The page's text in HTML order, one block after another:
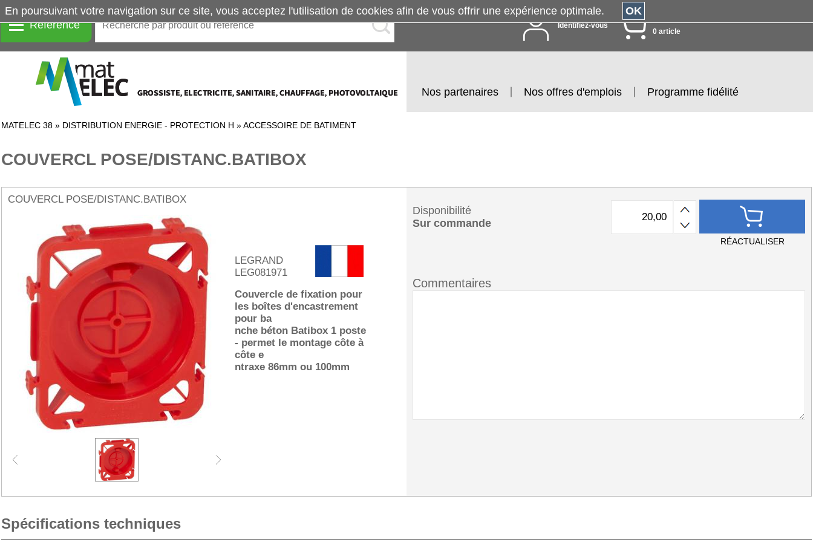
Référence Identifiez-vous
0 article
Nos partenaires Nos offres d'emplois Programme fidélité
MATELEC 38 » DISTRIBUTION ENERGIE - PROTECTION H »ACCESSOIRE DE BATIMENT
COUVERCL POSE/DISTANC.BATIBOX
COUVERCL POSE/DISTANC.BATIBOX
LEGRAND
LEG081971
Couvercle de fixation pour
les boîtes d'encastrement
pour ba
nche béton Batibox 1 poste
- permet le montage côte à
côte e
ntraxe 86mm ou 100mm
Disponibilité
Sur commande
RÉACTUALISER
Commentaires
Spécifications techniques
En poursuivant votre navigation sur ce site, vous acceptez l'utilisation de cookies afin de vous offrir une expérience optimale. OK